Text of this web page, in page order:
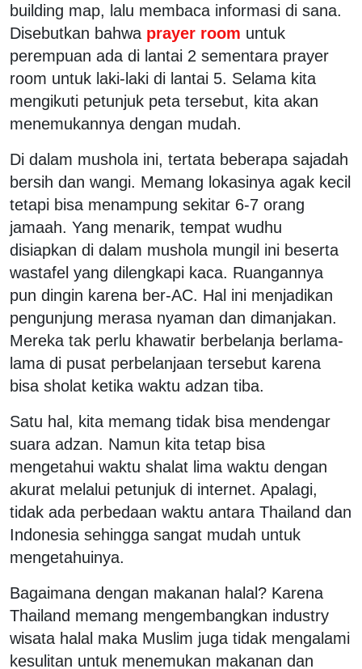
building map, lalu membaca informasi di sana.
Disebutkan bahwa prayer room untuk
perempuan ada di lantai 2 sementara prayer
room untuk laki-laki di lantai 5. Selama kita
mengikuti petunjuk peta tersebut, kita akan
menemukannya dengan mudah.
Di dalam mushola ini, tertata beberapa sajadah
bersih dan wangi. Memang lokasinya agak kecil
tetapi bisa menampung sekitar 6-7 orang
jamaah. Yang menarik, tempat wudhu
disiapkan di dalam mushola mungil ini beserta
wastafel yang dilengkapi kaca. Ruangannya
pun dingin karena ber-AC. Hal ini menjadikan
pengunjung merasa nyaman dan dimanjakan.
Mereka tak perlu khawatir berbelanja berlama-
lama di pusat perbelanjaan tersebut karena
bisa sholat ketika waktu adzan tiba.
Satu hal, kita memang tidak bisa mendengar
suara adzan. Namun kita tetap bisa
mengetahui waktu shalat lima waktu dengan
akurat melalui petunjuk di internet. Apalagi,
tidak ada perbedaan waktu antara Thailand dan
Indonesia sehingga sangat mudah untuk
mengetahuinya.
Bagaimana dengan makanan halal? Karena
Thailand memang mengembangkan industry
wisata halal maka Muslim juga tidak mengalami
kesulitan untuk menemukan makanan dan